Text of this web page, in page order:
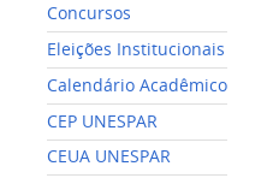
Concursos
Eleições Institucionais
Calendário Acadêmico
CEP UNESPAR
CEUA UNESPAR